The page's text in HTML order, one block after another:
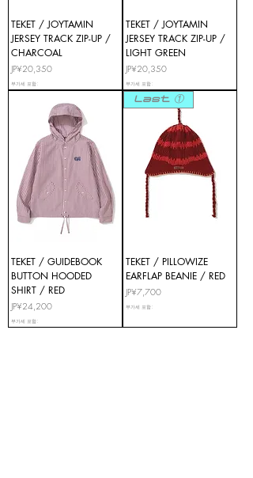
TEKET / JOYTAMIN
JERSEY TRACK ZIP-UP /
CHARCOAL
가격
JP¥20,350
부가세 포함:
TEKET / JOYTAMIN
JERSEY TRACK ZIP-UP /
LIGHT GREEN
가격
JP¥20,350
부가세 포함:
TEKET / GUIDEBOOK
BUTTON HOODED
SHIRT / RED
가격
JP¥24,200
부가세 포함:
Last ①
TEKET / PILLOWIZE
EARFLAP BEANIE / RED
가격
JP¥7,700
부가세 포함: